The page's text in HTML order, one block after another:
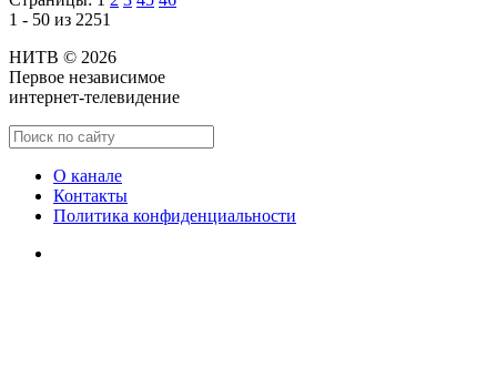
1 - 50 из 2251
НИТВ © 2026
Первое независимое
интернет-телевидение
О канале
Контакты
Политика конфиденциальности